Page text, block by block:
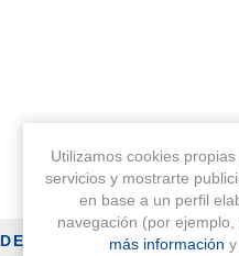
DESCRIPCIÓN
Utilizamos cookies
servicios y mostrarte
en base a un perfil
navegación (por
más información